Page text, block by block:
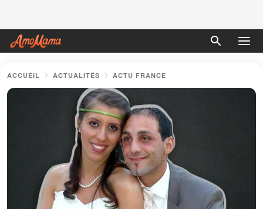
ACCUEIL ACTUALITÉS ACTU FRANCE